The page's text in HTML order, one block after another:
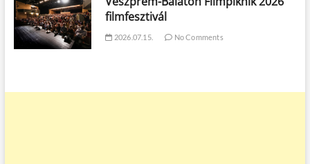
filmfesztivál
2026.07.15. No Comments